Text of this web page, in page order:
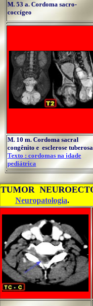
M. 53 a. Cordoma sacro-
coccígeo
M. 10 m. Cordoma sacral
congênito e esclerose
Texto : cordomas na idade
pediátrica
TUMOR
Neuropatologia.